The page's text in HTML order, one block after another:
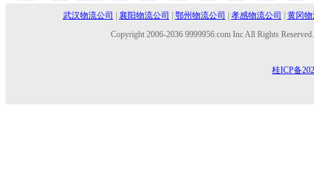
武汉物流公司
襄阳物流公司 鄂州物流公司 孝感物流公司
黄冈
Copyright 2006-2036 9999956.com Inc All Rights
桂ICP备